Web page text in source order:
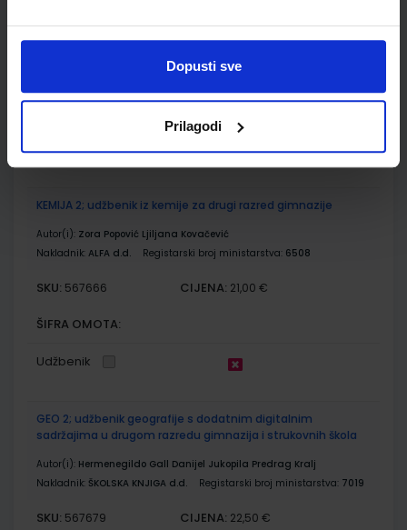
Dopusti sve
Prilagodi
Nakladnik:ALFA d.d. Registarski broj ministarstva:6508-DOM
CIJENA:13,00 €
Udžbenik
KEMIJA 2; udžbenik iz kemije za drugi razred gimnazije
Autor(i): Zora Popović Ljiljana Kovačević
Nakladnik: ALFA d.d. Registarski broj ministarstva: 6508
SKU: 567666 CIJENA: 21,00 €
ŠIFRA OMOTA:
Udžbenik
GEO 2; udžbenik geografije s dodatnim digitalnim
sadržajima u drugom razredu gimnazija i strukovnih škola
Autor(i): Hermenegildo Gall Danijel Jukopila Predrag Kralj
Nakladnik: ŠKOLSKA KNJIGA d.d. Registarski broj ministarstva: 7019
SKU: 567679 CIJENA: 22,50 €